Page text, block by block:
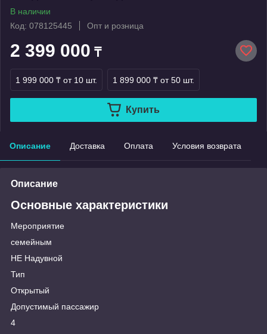
В наличии
Код: 078125445
Опт и розница
2 399 000 ₸
1 999 000 ₸ от 10 шт. 1 899 000 ₸ от 50 шт.
Купить
Описание Доставка Оплата Условия возврата
Описание
Основные характеристики
Мероприятие
семейным
НЕ Надувной
Тип
Открытый
Допустимый пассажир
4